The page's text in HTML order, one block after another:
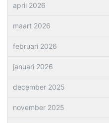
april 2026
maart 2026
februari 2026
januari 2026
december 2025
november 2025